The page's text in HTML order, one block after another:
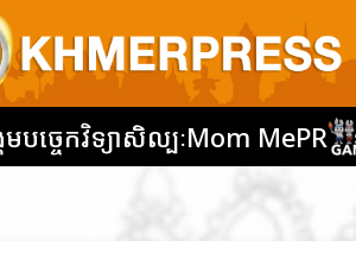
មបច្ចេកវិទ្យាសិល្បៈMom MePR